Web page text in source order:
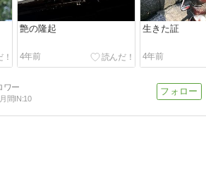
艶の隆起
4年前
生きた証
4年前
月間IN:10